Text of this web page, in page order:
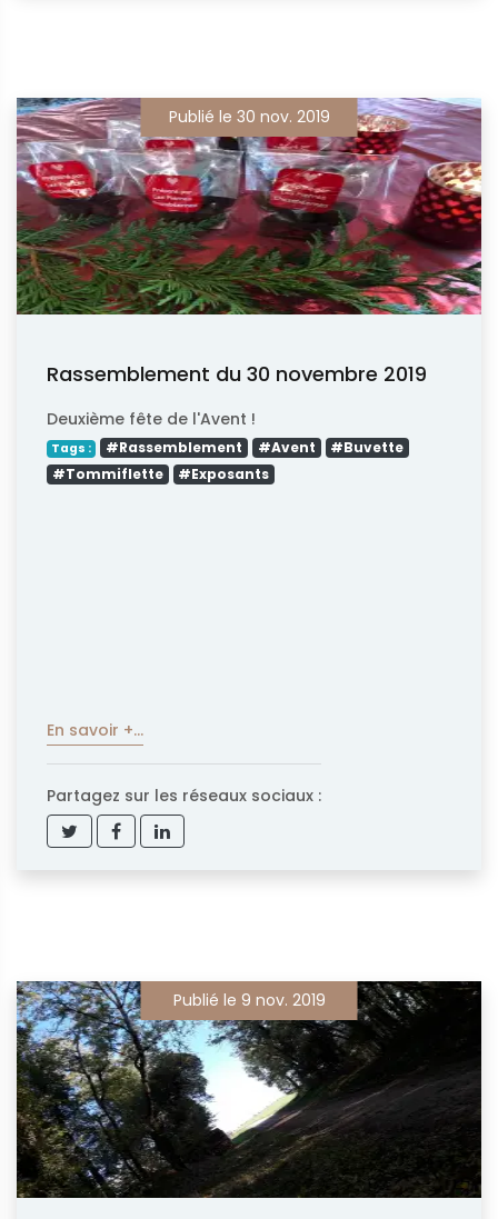
Publié le 30 nov. 2019
Rassemblement du 30 novembre 2019
Deuxième fête de l'Avent !
Tags : #Rassemblement #Avent
#Buvette
#Tommiflette
#Exposants
En savoir +...
Partagez sur les réseaux sociaux :
Publié le 9 nov. 2019